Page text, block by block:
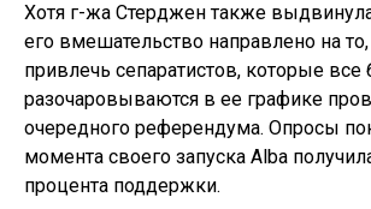
Хотя г-жа Стерджен также выдвинула
его вмешательство направлено на
привлечь сепаратистов, которые
разочаровываются в ее графике
очередного референдума. Опросы
момента своего запуска Alba
процента поддержки.